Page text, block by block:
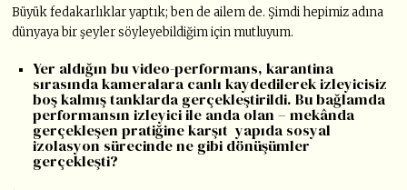
Büyük fedakarlıklar yaptık; ben de ailem de. Şimdi hepimiz adına
dünyaya bir şeyler söyleyebildiğim için mutluyum.
Yer aldığın bu video-performans, karantina
sırasında kameralara canlı kaydedilerek izleyicisiz
boş kalmış tanklarda gerçekleştirildi. Bu bağlamda
performansın izleyici ile anda olan – mekânda
gerçekleşen pratiğine karşıt yapıda sosyal
izolasyon sürecinde ne gibi dönüşümler
gerçekleşti?